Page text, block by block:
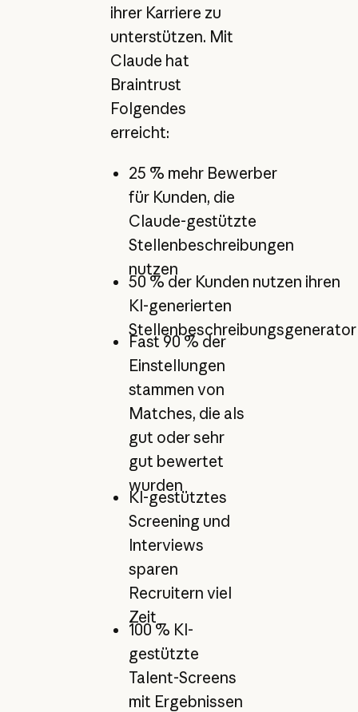
ihrer Karriere zu
unterstützen. Mit
Claude hat
Braintrust
Folgendes
erreicht:
25 % mehr Bewerber
für Kunden, die
Claude-gestützte
Stellenbeschreibungen
nutzen
50 % der Kunden nutzen ihren
KI-generierten
Stellenbeschreibungsgenerator
Fast 90 % der
Einstellungen
stammen von
Matches, die als
gut oder sehr
gut bewertet
wurden
KI-gestütztes
Screening und
Interviews
sparen
Recruitern viel
Zeit
100 % KI-
gestützte
Talent-Screens
mit Ergebnissen